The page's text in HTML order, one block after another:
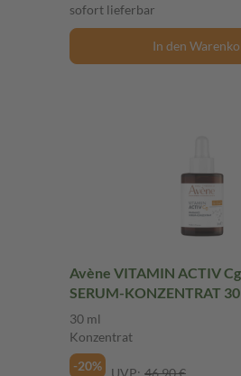
sofort lieferbar
In den
Avène VITAMIN ACTIV
30 ml
Konzentrat
-20%
UVP: 46,90 €